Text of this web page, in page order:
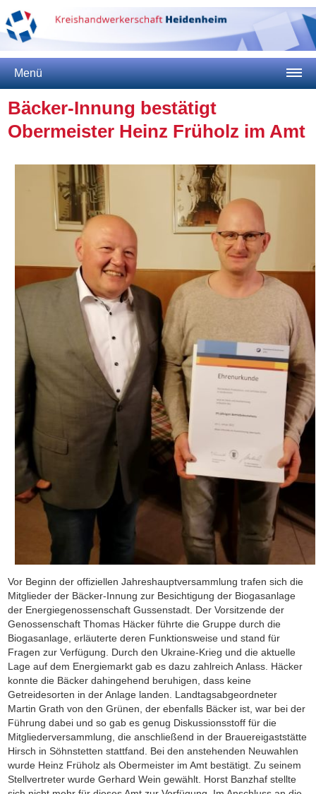
Menü
Bäcker-Innung bestätigt
Obermeister Heinz Früholz im Amt
Vor Beginn der offiziellen Jahreshauptversammlung trafen sich die
Mitglieder der Bäcker-Innung zur Besichtigung der Biogasanlage
der Energiegenossenschaft Gussenstadt. Der Vorsitzende der
Genossenschaft Thomas Häcker führte die Gruppe durch die
Biogasanlage, erläuterte deren Funktionsweise und stand für
Fragen zur Verfügung. Durch den Ukraine-Krieg und die aktuelle
Lage auf dem Energiemarkt gab es dazu zahlreich Anlass. Häcker
konnte die Bäcker dahingehend beruhigen, dass keine
Getreidesorten in der Anlage landen. Landtagsabgeordneter
Martin Grath von den Grünen, der ebenfalls Bäcker ist, war bei der
Führung dabei und so gab es genug Diskussionsstoff für die
Mitgliederversammlung, die anschließend in der Brauereigaststätte
Hirsch in Söhnstetten stattfand. Bei den anstehenden Neuwahlen
wurde Heinz Früholz als Obermeister im Amt bestätigt. Zu seinem
Stellvertreter wurde Gerhard Wein gewählt. Horst Banzhaf stellte